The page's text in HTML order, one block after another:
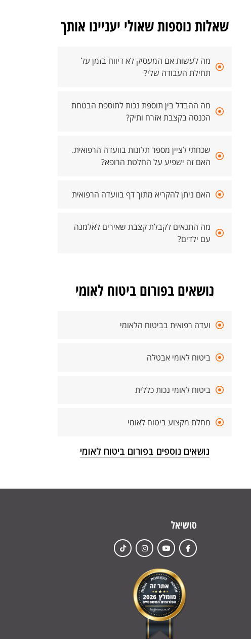
שאלות נוספות שאולי יעניינו אותך
מה לעשות אם המעסיק לא דיווח בזמן על
תחילת העבודה שלי?
מה ההבדל בין תוספת נכות לתוספת הבטחת
הכנסה בקצבת אזרח ותיק?
שכחתי לציין מספר תלונות בוועדה הרפואית.
האם זה ישפיע על החלטת הרופא?
האם ניתן להקריא מתוך דף בוועדה הרפואית
מה התנאים לקבלת קצבת שאירים לאלמנה
עם ילדים?
נושאים בפורום ביטוח לאומי
ועדה רפואית בביטוח הלאומי
ביטוח לאומי אבטלה
ביטוח לאומי נכות כללית
מחלת מקצוע ביטוח לאומי
נושאים נוספים בפורום ביטוח לאומי
סושיאל